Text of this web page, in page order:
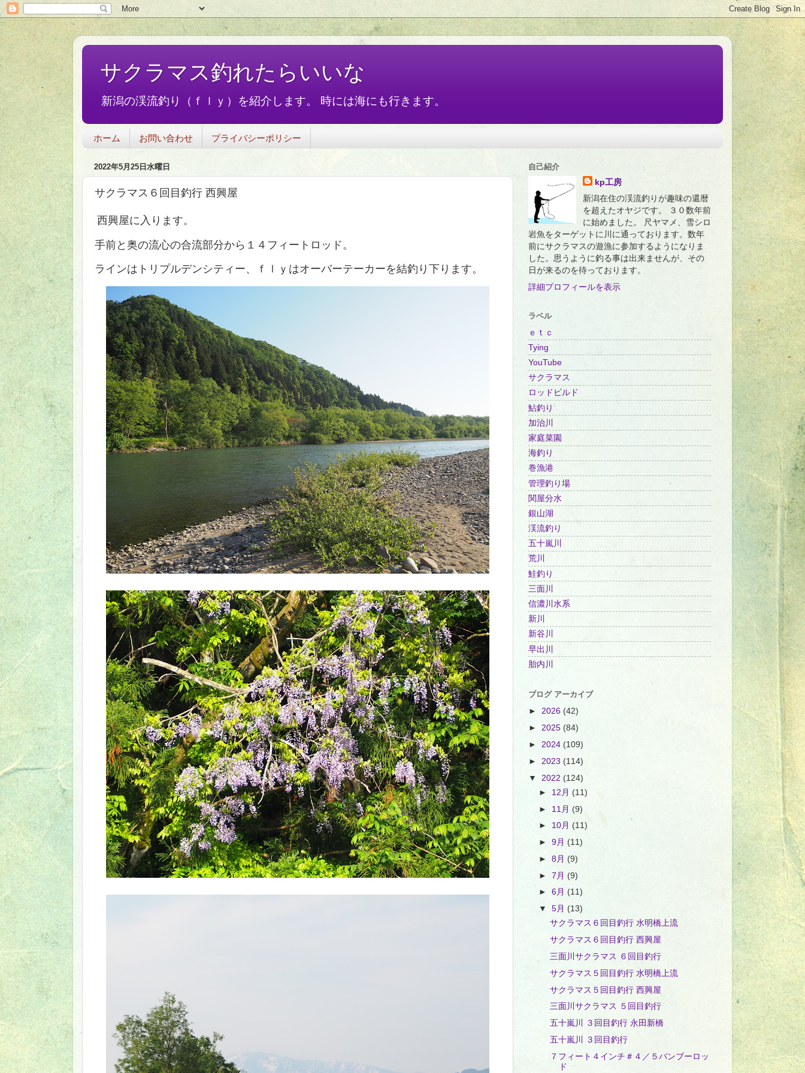
サクラマス釣れたらいいな
新潟の渓流釣り（ｆｌｙ）を紹介します。 時には海にも行きます。
ホーム お問い合わせ プライバシーポリシー
2022年5月25日水曜日
サクラマス６回目釣行 西興屋
西興屋に入ります。
手前と奥の流心の合流部分から１４フィートロッド。
ラインはトリプルデンシティー、ｆｌｙはオーバーテーカーを結釣り下ります。
自己紹介
kp工房
新潟在住の渓流釣りが趣味の還暦
を超えたオヤジです。 ３０数年前
に始めました。 尺ヤマメ、雪シロ
岩魚をターゲットに川に通っております。数年
前にサクラマスの遊漁に参加するようになりま
した。思うように釣る事は出来ませんが、その
日が来るのを待っております。
詳細プロフィールを表示
ラベル
ｅｔｃ
Tying
YouTube
サクラマス
ロッドビルド
鮎釣り
加治川
家庭菜園
海釣り
巻漁港
管理釣り場
関屋分水
銀山湖
渓流釣り
五十嵐川
荒川
鮭釣り
三面川
信濃川水系
新川
新谷川
早出川
胎内川
ブログ アーカイブ
► 2026 (42)
► 2025 (84)
► 2024 (109)
► 2023 (114)
▼ 2022 (124)
► 12月 (11)
► 11月(9)
► 10月(11)
►9月(11)
►8月(9)
►7月(9)
►6月(11)
▼5月 (13)
サクラマス６回目釣行 水明橋上流
サクラマス６回目釣行 西興屋
三面川サクラマス ６回目釣行
サクラマス５回目釣行 水明橋上流
サクラマス５回目釣行 西興屋
三面川サクラマス ５回目釣行
五十嵐川 ３回目釣行 永田新橋
五十嵐川 ３回目釣行
７フィート４インチ＃４／５バンブーロッ
ド